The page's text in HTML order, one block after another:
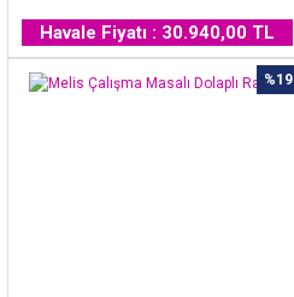
Havale Fiyatı : 30.940,00 TL
%19